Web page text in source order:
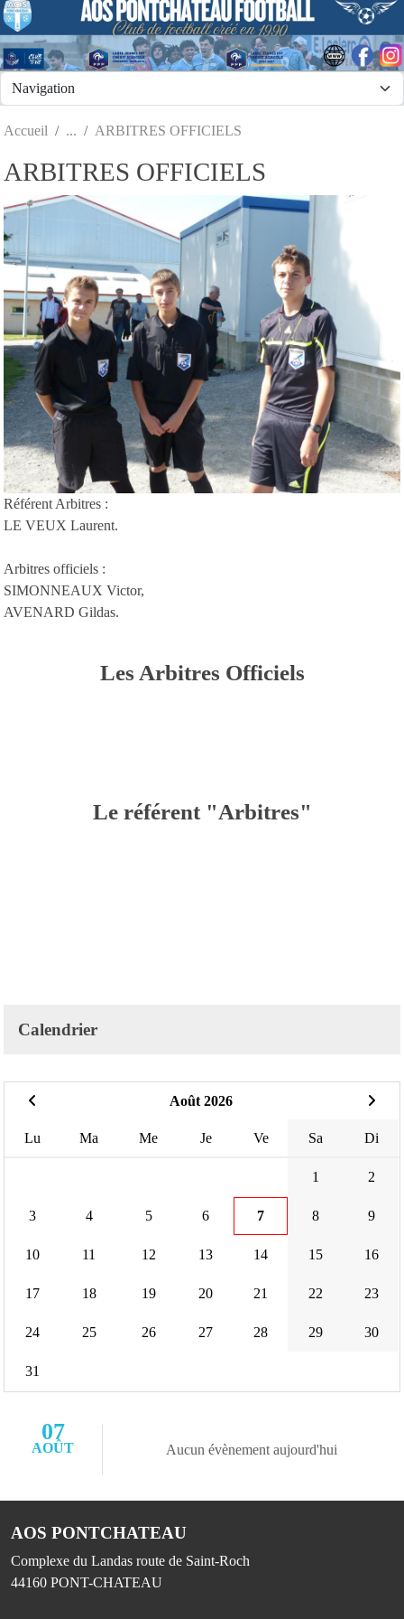
Accueil ARBITRES OFFICIELS
ARBITRES OFFICIELS
Référent Arbitres :
LE VEUX Laurent.
Arbitres officiels :
SIMONNEAUX Victor,
AVENARD Gildas.
Les Arbitres Officiels
Le référent "Arbitres"
Calendrier
Août 2026
Lu Ma Me Je Ve Sa Di
1 2
3 4 5 6 7 8 9
10 11 12 13 14 15 16
17 18 19 20 21 22 23
24 25 26 27 28 29 30
31
07
AOÛT Aucun évènement aujourd'hui
AOS PONTCHATEAU
Complexe du Landas route de Saint-Roch
44160 PONT-CHATEAU
Panneau de gestion des cookies